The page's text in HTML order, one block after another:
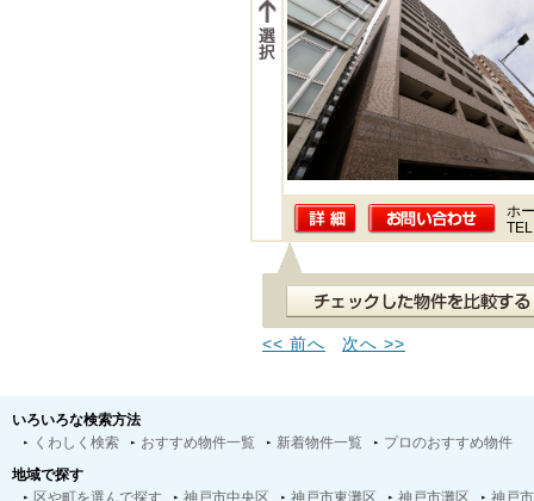
ホ
<< 前へ 次へ >>
いろいろな検索方法
くわしく検索
おすすめ物件一覧 新着物件一覧
プロのおすすめ物件
地域で探す
区や町を選んで探す
神戸市中央区 神戸市東灘区 神戸市灘区
神戸